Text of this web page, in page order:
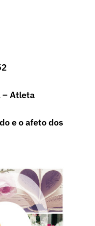
– Atleta
e o afeto dos